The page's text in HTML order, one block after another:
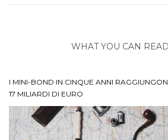
WHAT YOU CAN
I MINI-BOND IN CINQUE ANNI
17 MILIARDI DI EURO